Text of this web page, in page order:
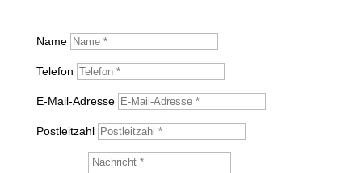
Name
Telefon
E-Mail-Adresse
Postleitzahl